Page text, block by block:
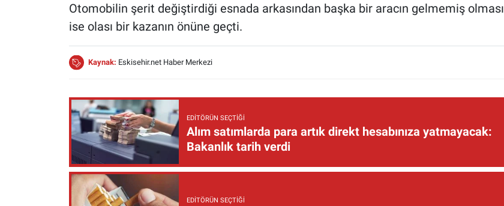
Otomobilin şerit değiştirdiği esnada arkasından başka bir aracın gelmemiş olması
ise olası bir kazanın önüne geçti.
Kaynak: Eskisehir.net Haber Merkezi
EDITÖRÜN SEÇTIĞI
Alım satımlarda para artık direkt hesabınıza yatmayacak:
Bakanlık tarih verdi
EDITÖRÜN SEÇTIĞI